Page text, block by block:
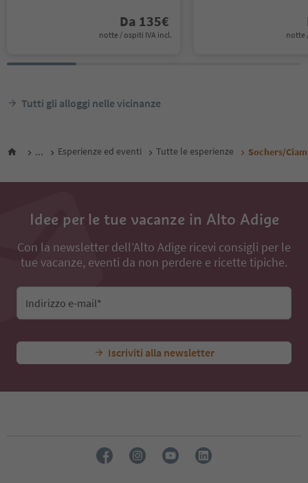
Da 135€
notte / ospiti IVA incl. notte
Tutti gli alloggi nelle vicinanze
... Esperienze ed eventi Tutte le esperienze Sochers/
Idee per le tue vacanze in Alto Adige
Con la newsletter dell’Alto Adige ricevi consigli per le
tue vacanze, eventi da non perdere e ricette tipiche.
Indirizzo e-mail*
Iscriviti alla newsletter